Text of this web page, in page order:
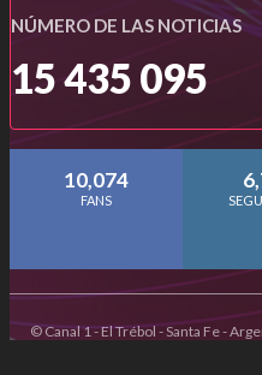
NÚMERO DE LAS NOTICIAS
15 435 095
10,074
FANS
© Canal 1 - El Trébol - Santa Fe -